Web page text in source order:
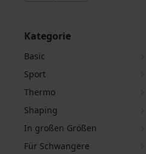
Kategorie
Basic
Sport
Thermo
Shaping
In großen Größen
Für Schwangere